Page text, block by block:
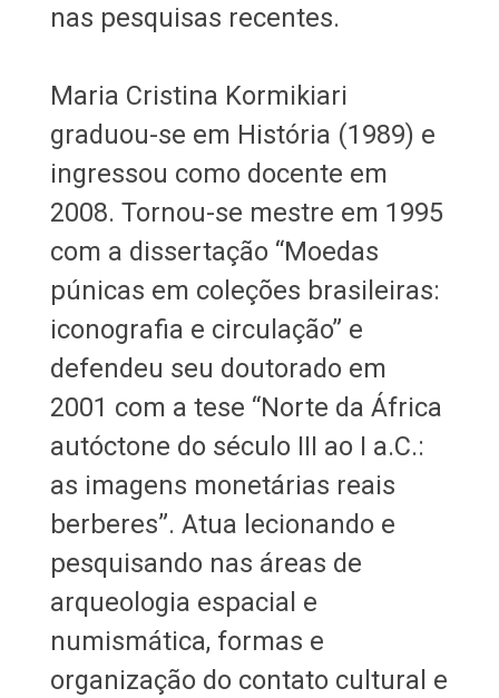
nas pesquisas recentes.
Maria Cristina Kormikiari
graduou-se em História (1989) e
ingressou como docente em
2008. Tornou-se mestre em 1995
com a dissertação “Moedas
púnicas em coleções brasileiras:
iconografia e circulação” e
defendeu seu doutorado em
2001 com a tese “Norte da África
autóctone do século III ao I a.C.:
as imagens monetárias reais
berberes”. Atua lecionando e
pesquisando nas áreas de
arqueologia espacial e
numismática, formas e
organização do contato cultural e